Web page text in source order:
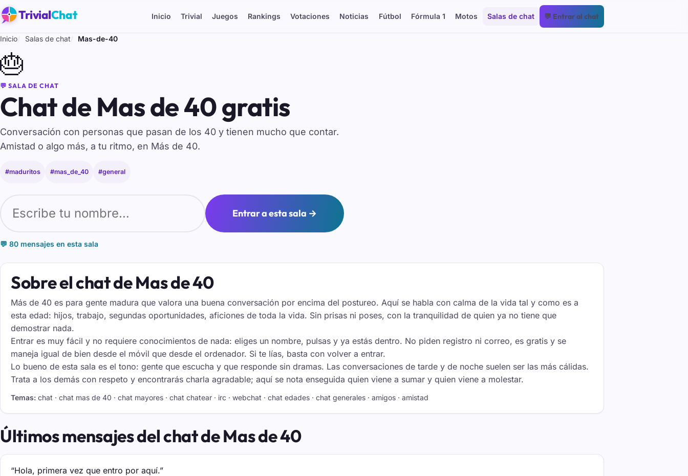
TrivialChat Inicio Trivial Juegos Rankings Votaciones Noticias Fútbol Fórmula 1 Motos Salas de chat 💬 Entrar al chat
Inicio Salas de chat Mas-de-40
🎂
💬 SALA DE CHAT
Chat de Mas de 40 gratis
Conversación con personas que pasan de los 40 y tienen mucho que contar.
Amistad o algo más, a tu ritmo, en Más de 40.
#maduritos #mas_de_40 #general
Entrar a esta sala →
💬 80 mensajes en esta sala
Sobre el chat de Mas de 40
Más de 40 es para gente madura que valora una buena conversación por encima del postureo. Aquí se habla con calma de la vida tal y como es a
esta edad: hijos, trabajo, segundas oportunidades, aficiones de toda la vida. Sin prisas ni poses, con la tranquilidad de quien ya no tiene que
demostrar nada.
Entrar es muy fácil y no requiere conocimientos de nada: eliges un nombre, pulsas y ya estás dentro. No piden registro ni correo, es gratis y se
maneja igual de bien desde el móvil que desde el ordenador. Si te lías, basta con volver a entrar.
Lo bueno de esta sala es el tono: gente que escucha y que responde sin dramas. Las conversaciones de tarde y de noche suelen ser las más cálidas.
Trata a los demás con respeto y encontrarás charla agradable; aquí se nota enseguida quien viene a sumar y quien viene a molestar.
Temas: chat · chat mas de 40 · chat mayores · chat chatear · irc · webchat · chat edades · chat generales · amigos · amistad
Últimos mensajes del chat de Mas de 40
“Hola, primera vez que entro por aquí.”